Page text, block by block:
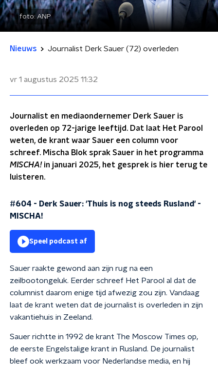
foto: ANP
Nieuws Journalist Derk Sauer (72) overleden
vr 1 augustus 2025 11:32
Journalist en mediaondernemer Derk Sauer is
overleden op 72-jarige leeftijd. Dat laat Het Parool
weten, de krant waar Sauer een column voor
schreef. Mischa Blok sprak Sauer in het programma
MISCHA! in januari 2025, het gesprek is hier terug te
luisteren.
#604 - Derk Sauer: 'Thuis is nog steeds Rusland' -
MISCHA!
Speel podcast af
Sauer raakte gewond aan zijn rug na een
zeilbootongeluk. Eerder schreef Het Parool al dat de
columnist daarom enige tijd afwezig zou zijn. Vandaag
laat de krant weten dat de journalist is overleden in zijn
vakantiehuis in Zeeland.
Sauer richtte in 1992 de krant The Moscow Times op,
de eerste Engelstalige krant in Rusland. De journalist
bleef ook werkzaam voor Nederlandse media, en hij